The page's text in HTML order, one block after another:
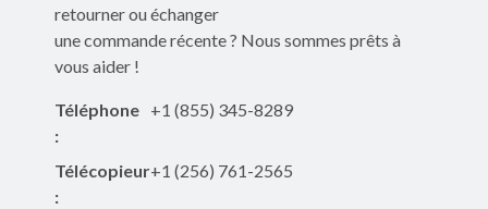
retourner ou échanger
une commande récente ? Nous sommes prêts à
vous aider !
Téléphone
:
+1 (855) 345-8289
Télécopieur
:
+1 (256) 761-2565